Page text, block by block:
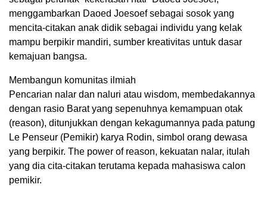
menggambarkan Daoed Joesoef sebagai sosok yang
mencita-citakan anak didik sebagai individu yang kelak
mampu berpikir mandiri, sumber kreativitas untuk dasar
kemajuan bangsa.
Membangun komunitas ilmiah
Pencarian nalar dan naluri atau wisdom, membedakannya
dengan rasio Barat yang sepenuhnya kemampuan otak
(reason), ditunjukkan dengan kekagumannya pada patung
Le Penseur (Pemikir) karya Rodin, simbol orang dewasa
yang berpikir. The power of reason, kekuatan nalar, itulah
yang dia cita-citakan terutama kepada mahasiswa calon
pemikir.